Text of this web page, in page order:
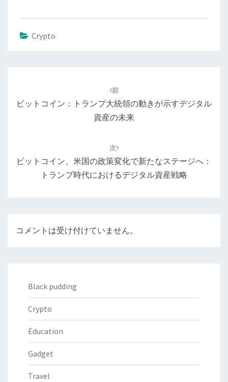
Crypto
ナ
ョ
前
ビットコイン：トランプ大統領の動きが示すデジタル
資産の未来
次
ビットコイン、米国の政策変化で新たなステージへ：
トランプ時代におけるデジタル資産戦略
コメントは受け付けていません。
Black pudding
Crypto
Education
Gadget
Travel